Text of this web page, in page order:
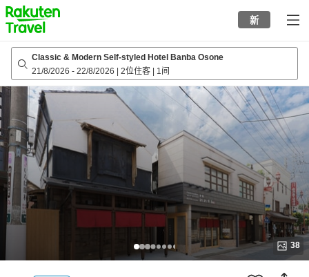
to
top
page
新
Classic & Modern Self-styled Hotel Banba Osone
21/8/2026 - 22/8/2026 2位住客 1间
38